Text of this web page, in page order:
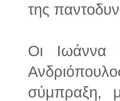
της
Οι Ιωάννα
σύμπραξη,